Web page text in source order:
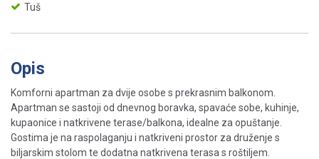
Tuš
Opis
Komforni apartman za dvije osobe s prekrasnim balkonom.
Apartman se sastoji od dnevnog boravka, spavaće sobe, kuhinje,
kupaonice i natkrivene terase/balkona, idealne za opuštanje.
Gostima je na raspolaganju i natkriveni prostor za druženje s
biljarskim stolom te dodatna natkrivena terasa s roštiljem.